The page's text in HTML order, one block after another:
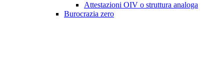
Attestazioni OIV o struttura analoga
Burocrazia zero